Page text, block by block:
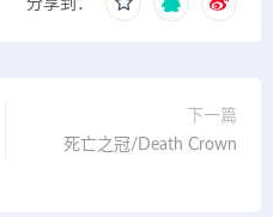
分享到：
下一篇
死亡之冠/Death Crown